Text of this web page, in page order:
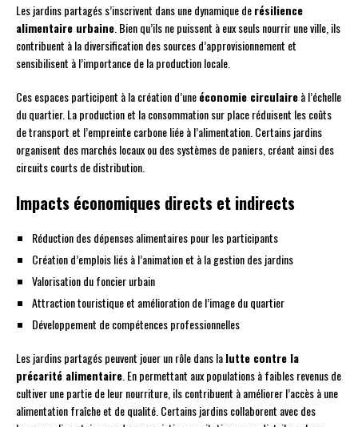
Les jardins partagés s’inscrivent dans une dynamique derésilience
alimentaire urbaine . Bien qu’ils ne puissent à eux seuls nourrir une ville, ils
contribuent à la diversification des sources d’approvisionnement et
sensibilisent à l’importance de la production locale.
Ces espaces participent à la création d’uneéconomie circulaireà l’échelle
du quartier. La production et la consommation sur place réduisent les coûts
de transport et l’empreinte carbone liée à l’alimentation. Certains jardins
organisent des marchés locaux ou des systèmes de paniers, créant ainsi des
circuits courts de distribution.
Impacts économiques directs et indirects
Réduction des dépenses alimentaires pour les participants
Création d’emplois liés à l’animation et à la gestion des jardins
Valorisation du foncier urbain
Attraction touristique et amélioration de l’image du quartier
Développement de compétences professionnelles
Les jardins partagés peuvent jouer un rôle dans lalutte contre la
précarité alimentaire . En permettant aux populations à faibles revenus de
cultiver une partie de leur nourriture, ils contribuent à améliorer l’accès à une
alimentation fraîche et de qualité. Certains jardins collaborent avec des